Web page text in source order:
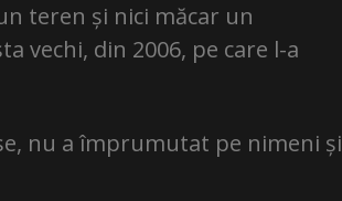
teren și nici măcar un
vechi, din 2006, pe care l-a
nu a împrumutat pe nimeni și